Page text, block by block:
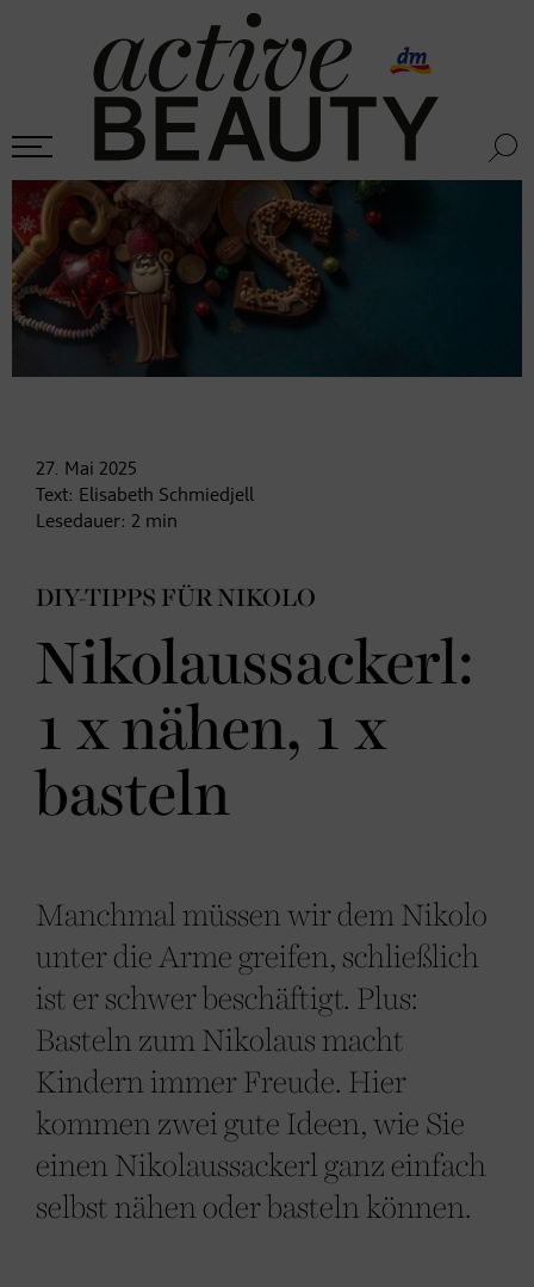
27. Mai 2025
Text: Elisabeth Schmiedjell
Lesedauer: 2 min
DIY-TIPPS FÜR NIKOLO
Nikolaussackerl:
1 x nähen, 1 x
basteln
Manchmal müssen wir dem Nikolo
unter die Arme greifen, schließlich
ist er schwer beschäftigt. Plus:
Basteln zum Nikolaus macht
Kindern immer Freude. Hier
kommen zwei gute Ideen, wie Sie
einen Nikolaussackerl ganz einfach
selbst nähen oder basteln können.